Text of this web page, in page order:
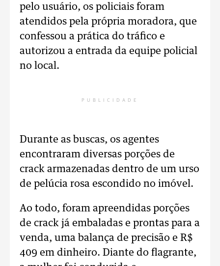
pelo usuário, os policiais foram
atendidos pela própria moradora, que
confessou a prática do tráfico e
autorizou a entrada da equipe policial
no local.
PUBLICIDADE
Durante as buscas, os agentes
encontraram diversas porções de
crack armazenadas dentro de um urso
de pelúcia rosa escondido no imóvel.
Ao todo, foram apreendidas porções
de crack já embaladas e prontas para a
venda, uma balança de precisão e R$
409 em dinheiro. Diante do flagrante,